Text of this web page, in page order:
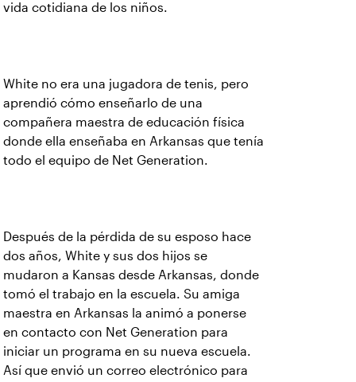
vida cotidiana de los niños.
White no era una jugadora de tenis, pero
aprendió cómo enseñarlo de una
compañera maestra de educación física
donde ella enseñaba en Arkansas que tenía
todo el equipo de Net Generation.
Después de la pérdida de su esposo hace
dos años, White y sus dos hijos se
mudaron a Kansas desde Arkansas, donde
tomó el trabajo en la escuela. Su amiga
maestra en Arkansas la animó a ponerse
en contacto con Net Generation para
iniciar un programa en su nueva escuela.
Así que envió un correo electrónico para